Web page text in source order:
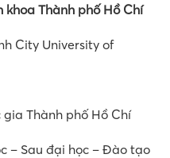
khoa Thành phố Hồ Chí
City University of
Thành phố Hồ Chí
– Sau đại học – Đào tạo